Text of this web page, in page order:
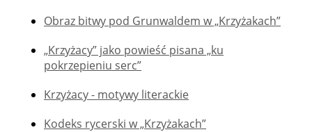
Obraz bitwy pod Grunwaldem w „Krzyżakach”
„Krzyżacy” jako powieść pisana „ku
pokrzepieniu serc”
Krzyżacy - motywy literackie
Kodeks rycerski w „Krzyżakach”